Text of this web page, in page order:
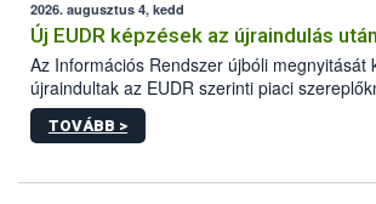
higiéniai szabályok betartása, a megfelelő
maradékok szakszerű tárolása. A Nemzeti
biztonsági Hivatal (Nébih) Oktatási
biztonságos grillezés legfontosabb
2026. augusztus 4, kedd
Új EUDR képzések az újraindulás után
Az Információs Rendszer újbóli megnyitását
újraindultak az EUDR szerinti piaci
képzések.
TOVÁBB >